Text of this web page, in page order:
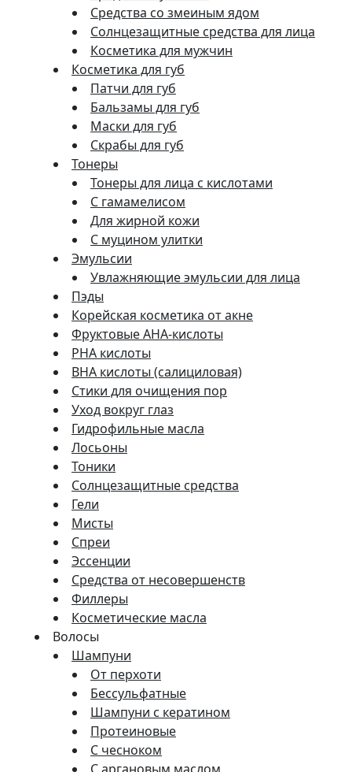
Средства со змеиным ядом
Солнцезащитные средства для лица
Косметика для мужчин
Косметика для губ
Патчи для губ
Бальзамы для губ
Маски для губ
Скрабы для губ
Тонеры
Тонеры для лица с кислотами
С гамамелисом
Для жирной кожи
С муцином улитки
Эмульсии
Увлажняющие эмульсии для лица
Пэды
Корейская косметика от акне
Фруктовые AHA-кислоты
PHA кислоты
BHA кислоты (салициловая)
Стики для очищения пор
Уход вокруг глаз
Гидрофильные масла
Лосьоны
Тоники
Солнцезащитные средства
Гели
Мисты
Спреи
Эссенции
Средства от несовершенств
Филлеры
Косметические масла
Волосы
Шампуни
От перхоти
Бессульфатные
Шампуни с кератином
Протеиновые
С чесноком